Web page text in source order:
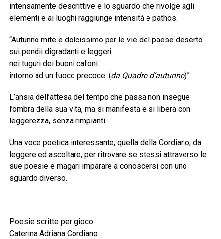
intensamente descrittive e lo sguardo che rivolge agli
elementi e ai luoghi raggiunge intensità e pathos.
“Autunno mite e dolcissimo per le vie del paese deserto
sui pendii digradanti e leggeri
nei tuguri dei buoni cafoni
intorno ad un fuoco precoce. (da Quadro d’autunno)”
L’ansia dell’attesa del tempo che passa non insegue
l’ombra della sua vita, ma si manifesta e si libera con
leggerezza, senza rimpianti.
Una voce poetica interessante, quella della Cordiano, da
leggere ed ascoltare, per ritrovare se stessi attraverso le
sue poesie e magari imparare a conoscersi con uno
sguardo diverso.
Poesie scritte per gioco
Caterina Adriana Cordiano